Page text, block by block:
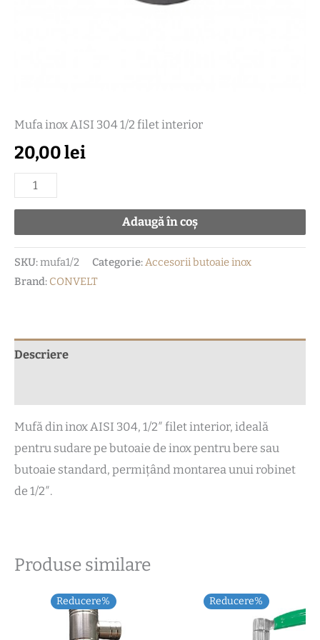
Mufa inox AISI 304 1/2 filet interior
20,00lei
Adaugă în coș
SKU:mufa1/2 Categorie:Accesorii butoaie inox
Brand: CONVELT
Descriere
Mufă din inox AISI 304, 1/2″ filet interior, ideală
pentru sudare pe butoaie de inox pentru bere sau
butoaie standard, permițând montarea unui robinet
de 1/2″.
Produse similare
Reducere% Reducere%